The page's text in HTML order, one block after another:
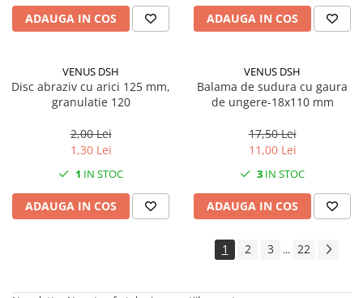
ADAUGA IN COS ADAUGA IN COS
VENUS DSH
Disc abraziv cu arici 125 mm,
granulatie 120
2,00 Lei
1,30 Lei
1 IN STOC
ADAUGA IN COS
VENUS DSH
Balama de sudura cu gaura
de ungere-18x110 mm
17,50 Lei
11,00 Lei
3 IN STOC
ADAUGA IN COS
1 2 3 ... 22